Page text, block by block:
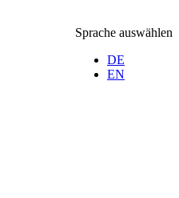
Sprache auswählen
DE
EN